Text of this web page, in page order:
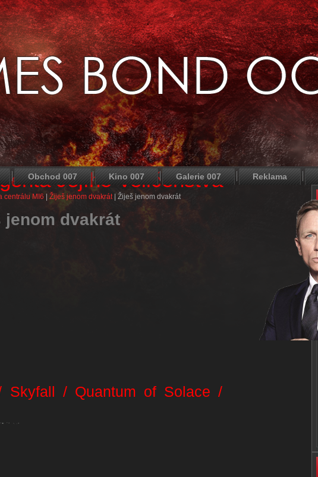
Jejího Veličenstva
/ Quantum of Solace /
Obchod 007 Kino 007 Galerie 007 Reklama
centrálu MI6 Žiješ jenom dvakrát| Žiješ jenom dvakrát
jenom dvakrát